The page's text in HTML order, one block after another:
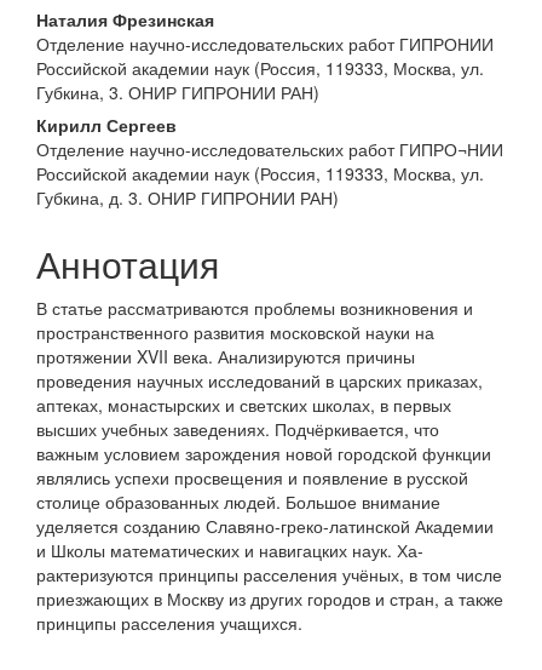
Наталия Фрезинская
Отделение научно-исследовательских работ ГИПРОНИИ
Российской академии наук (Россия, 119333, Москва, ул.
Губкина, 3. ОНИР ГИПРОНИИ РАН)
Кирилл Сергеев
Отделение научно-исследовательских работ ГИПРО¬НИИ
Российской академии наук (Россия, 119333, Москва, ул.
Губкина, д. 3. ОНИР ГИПРОНИИ РАН)
Аннотация
В статье рассматриваются проблемы возник­новения и
пространственного развития московской науки на
протяжении XVII века. Анализируются причины
проведения научных исследований в царских приказах,
аптеках, мона­стырских и светских школах, в первых
высших учебных за­ведениях. Подчёркивается, что
важным условием зарождения новой городской функции
являлись успехи просвещения и появление в русской
столице образованных людей. Большое внимание
уделяется созданию Славяно-греко-латинской Академии
и Школы математических и навигацких наук. Ха­
рактеризуются принципы расселения учёных, в том числе
приезжающих в Москву из других городов и стран, а также
принципы расселения учащихся.